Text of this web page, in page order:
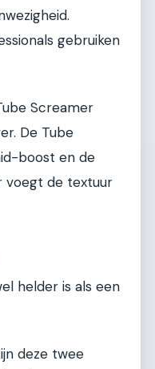
gebruiken
Screamer
De Tube
boost en de
voegt de textuur
helder is als een
deze twee